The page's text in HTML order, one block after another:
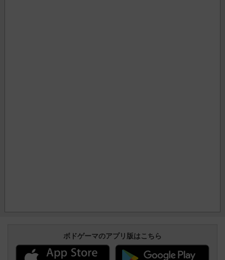
ボドゲーマのアプリ版はこちら